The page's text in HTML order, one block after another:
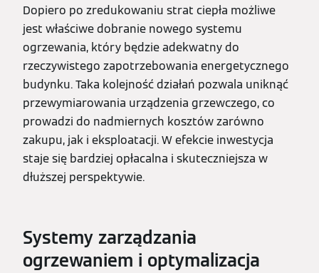
Dopiero po zredukowaniu strat ciepła możliwe
jest właściwe dobranie nowego systemu
ogrzewania, który będzie adekwatny do
rzeczywistego zapotrzebowania energetycznego
budynku. Taka kolejność działań pozwala uniknąć
przewymiarowania urządzenia grzewczego, co
prowadzi do nadmiernych kosztów zarówno
zakupu, jak i eksploatacji. W efekcie inwestycja
staje się bardziej opłacalna i skuteczniejsza w
dłuższej perspektywie.
Systemy zarządzania
ogrzewaniem i optymalizacja